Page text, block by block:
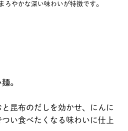
ろやかな深い味わいが特徴です。
。
昆布のだしを効かせ、にんに
い食べたくなる味わいに仕上